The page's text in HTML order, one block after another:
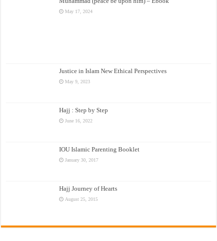
May 17, 2024
Justice in Islam New Ethical Perspectives
May 9, 2023
Hajj : Step by Step
June 16, 2022
IOU Islamic Parenting Booklet
January 30, 2017
Hajj Journey of Hearts
August 25, 2015